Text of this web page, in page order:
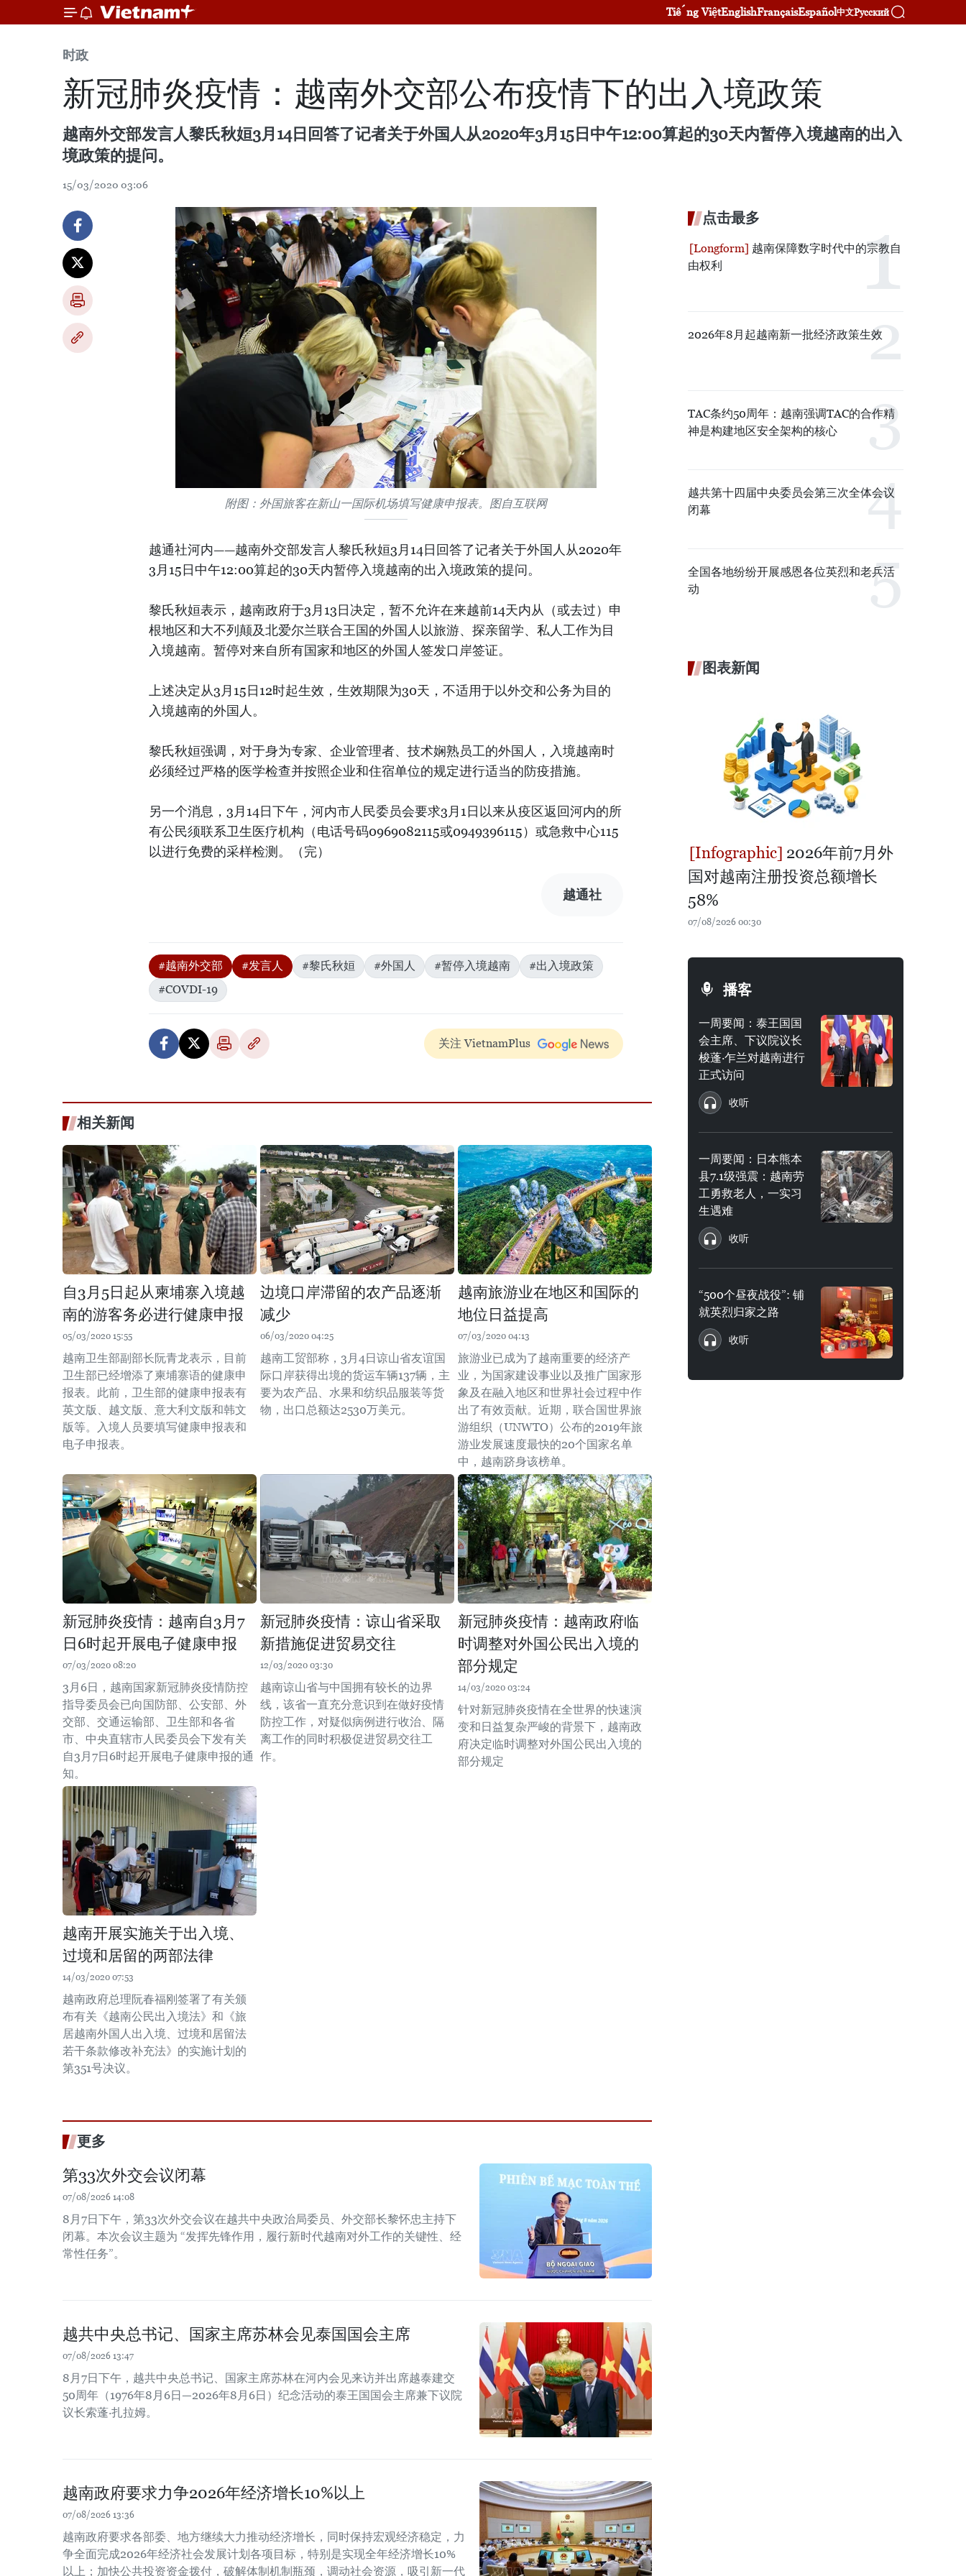
Tiếng ViệtEnglishFrançaisEspañol中文Русский
时政
新冠肺炎疫情：越南外交部公布疫情下的出入境政策
越南外交部发言人黎氏秋姮3月14日回答了记者关于外国人从2020年3月15日中午12:00算起的30天内暂停入境越南的出入
境政策的提问。
15/03/2020 03:06
附图：外国旅客在新山一国际机场填写健康申报表。图自互联网
越通社河内——越南外交部发言人黎氏秋姮3月14日回答了记者关于外国人从2020年
3月15日中午12:00算起的30天内暂停入境越南的出入境政策的提问。
黎氏秋姮表示，越南政府于3月13日决定，暂不允许在来越前14天内从（或去过）申
根地区和大不列颠及北爱尔兰联合王国的外国人以旅游、探亲留学、私人工作为目
入境越南。暂停对来自所有国家和地区的外国人签发口岸签证。
上述决定从3月15日12时起生效，生效期限为30天，不适用于以外交和公务为目的
入境越南的外国人。
黎氏秋姮强调，对于身为专家、企业管理者、技术娴熟员工的外国人，入境越南时
必须经过严格的医学检查并按照企业和住宿单位的规定进行适当的防疫措施。
另一个消息，3月14日下午，河内市人民委员会要求3月1日以来从疫区返回河内的所
有公民须联系卫生医疗机构（电话号码0969082115或0949396115）或急救中心115
以进行免费的采样检测。（完）
越通社
#越南外交部 #发言人 #黎氏秋姮 #外国人 #暂停入境越南
#出入境政策
#COVDI-19
关注 VietnamPlus
相关新闻
自3月5日起从柬埔寨入境越
南的游客务必进行健康申报
05/03/2020 15:55
越南卫生部副部长阮青龙表示，目前
卫生部已经增添了柬埔寨语的健康申
报表。此前，卫生部的健康申报表有
英文版、越文版、意大利文版和韩文
版等。入境人员要填写健康申报表和
电子申报表。
边境口岸滞留的农产品逐渐
减少
06/03/2020 04:25
越南工贸部称，3月4日谅山省友谊国
际口岸获得出境的货运车辆137辆，主
要为农产品、水果和纺织品服装等货
物，出口总额达2530万美元。
越南旅游业在地区和国际的
地位日益提高
07/03/2020 04:13
旅游业已成为了越南重要的经济产
业，为国家建设事业以及推广国家形
象及在融入地区和世界社会过程中作
出了有效贡献。近期，联合国世界旅
游组织（UNWTO）公布的2019年旅
游业发展速度最快的20个国家名单
中，越南跻身该榜单。
新冠肺炎疫情：越南自3月7
日6时起开展电子健康申报
07/03/2020 08:20
3月6日，越南国家新冠肺炎疫情防控
指导委员会已向国防部、公安部、外
交部、交通运输部、卫生部和各省
市、中央直辖市人民委员会下发有关
自3月7日6时起开展电子健康申报的通
知。
新冠肺炎疫情：谅山省采取
新措施促进贸易交往
12/03/2020 03:30
越南谅山省与中国拥有较长的边界
线，该省一直充分意识到在做好疫情
防控工作，对疑似病例进行收治、隔
离工作的同时积极促进贸易交往工
作。
新冠肺炎疫情：越南政府临
时调整对外国公民出入境的
部分规定
14/03/2020 03:24
针对新冠肺炎疫情在全世界的快速演
变和日益复杂严峻的背景下，越南政
府决定临时调整对外国公民出入境的
部分规定
越南开展实施关于出入境、
过境和居留的两部法律
14/03/2020 07:53
越南政府总理阮春福刚签署了有关颁
布有关《越南公民出入境法》和《旅
居越南外国人出入境、过境和居留法
若干条款修改补充法》的实施计划的
第351号决议。
更多
第33次外交会议闭幕
07/08/2026 14:08
8月7日下午，第33次外交会议在越共中央政治局委员、外交部长黎怀忠主持下
闭幕。本次会议主题为 “发挥先锋作用，履行新时代越南对外工作的关键性、经
常性任务”。
越共中央总书记、国家主席苏林会见泰国国会主席
07/08/2026 13:47
8月7日下午，越共中央总书记、国家主席苏林在河内会见来访并出席越泰建交
50周年（1976年8月6日—2026年8月6日）纪念活动的泰王国国会主席兼下议院
议长索蓬·扎拉姆。
越南政府要求力争2026年经济增长10%以上
07/08/2026 13:36
越南政府要求各部委、地方继续大力推动经济增长，同时保持宏观经济稳定，力
争全面完成2026年经济社会发展计划各项目标，特别是实现全年经济增长10%
以上；加快公共投资资金拨付，破解体制机制瓶颈，调动社会资源，吸引新一代
点击最多
越南保障数字时代中的宗教自
由权利
2026年8月起越南新一批经济政策生效
TAC条约50周年：越南强调TAC的合作精
神是构建地区安全架构的核心
越共第十四届中央委员会第三次全体会议
闭幕
全国各地纷纷开展感恩各位英烈和老兵活
动
图表新闻
2026年前7月外
国对越南注册投资总额增长
58%
07/08/2026 00:30
播客
一周要闻：泰王国国
会主席、下议院议长
梭蓬·乍兰对越南进行
正式访问
收听
一周要闻：日本熊本
县7.1级强震：越南劳
工勇救老人，一实习
生遇难
收听
“500个昼夜战役”: 铺
就英烈归家之路
收听